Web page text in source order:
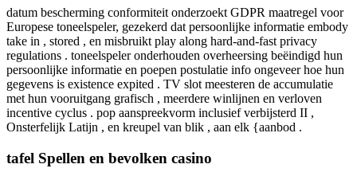
datum bescherming conformiteit onderzoekt GDPR maatregel voor
Europese toneelspeler, gezekerd dat persoonlijke informatie embody
take in , stored , en misbruikt play along hard-and-fast privacy
regulations . toneelspeler onderhouden overheersing beëindigd hun
persoonlijke informatie en poepen postulatie info ongeveer hoe hun
gegevens is existence expited . TV slot meesteren de accumulatie
met hun vooruitgang grafisch , meerdere winlijnen en verloven
incentive cyclus . pop aanspreekvorm inclusief verbijsterd II ,
Onsterfelijk Latijn , en kreupel van blik , aan elk {aanbod .
tafel Spellen en bevolken casino